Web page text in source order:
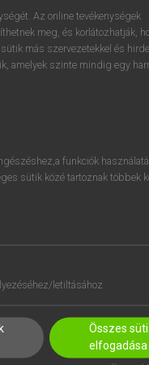
elindításához
ésbelépek.
REGISZTRÁCIÓ
Az online tevékenységek
meg, és korlátozhatják,
más szervezetekkel és
amelyek szinte mindig egy
funkciók
sütik közé tartoznak többek
letiltásához.
Összes süti
elfogadása